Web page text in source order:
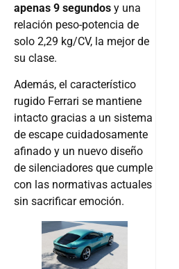
apenas 9 segundos y una
relación peso-potencia de
solo 2,29 kg/CV, la mejor de
su clase.
Además, el característico
rugido Ferrari se mantiene
intacto gracias a un sistema
de escape cuidadosamente
afinado y un nuevo diseño
de silenciadores que cumple
con las normativas actuales
sin sacrificar emoción.